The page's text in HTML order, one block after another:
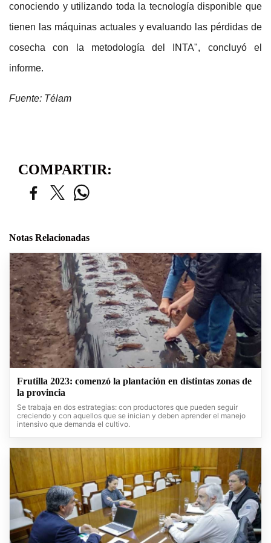
conociendo y utilizando toda la tecnología disponible que
tienen las máquinas actuales y evaluando las pérdidas de
cosecha con la metodología del INTA", concluyó el
informe.
Fuente: Télam
COMPARTIR:
Notas Relacionadas
Frutilla 2023: comenzó la plantación en distintas zonas de
la provincia
Se trabaja en dos estrategias: con productores que pueden seguir
creciendo y con aquellos que se inician y deben aprender el manejo
intensivo que demanda el cultivo.